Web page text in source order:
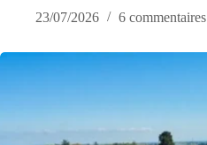
23/07/2026
6 commentaires